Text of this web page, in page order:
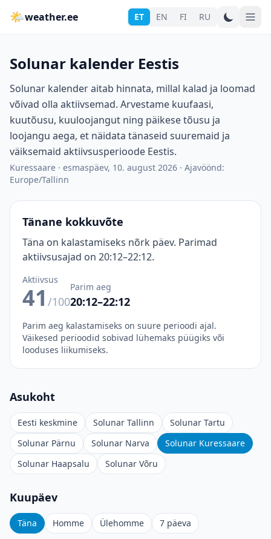
🌤weather.ee ET EN FI RU
Solunar kalender Eestis
Solunar kalender aitab hinnata, millal kalad ja loomad
võivad olla aktiivsemad. Arvestame kuufaasi,
kuutõusu, kuuloojangut ning päikese tõusu ja
loojangu aega, et näidata tänaseid suuremaid ja
väiksemaid aktiivsusperioode Eestis.
Kuressaare · esmaspäev, 10. august 2026 · Ajavöönd:
Europe/Tallinn
Tänane kokkuvõte
Täna on kalastamiseks nõrk päev. Parimad
aktiivsusajad on 20:12–22:12.
Aktiivsus
41 /100
Parim aeg
20:12–22:12
Parim aeg kalastamiseks on suure perioodi ajal.
Väikesed perioodid sobivad lühemaks püügiks või
looduses liikumiseks.
Asukoht
Eesti keskmine Solunar Tallinn
Solunar Tartu
Solunar Pärnu
Solunar Narva
Solunar Kuressaare
Solunar Haapsalu
Solunar Võru
Kuupäev
Täna Homme Ülehomme 7 päeva